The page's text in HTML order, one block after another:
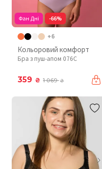
Фан Дні -66%
+6
Кольоровий комфорт
Бра з пуш-апом 076C
359 ₴ 1 069₴